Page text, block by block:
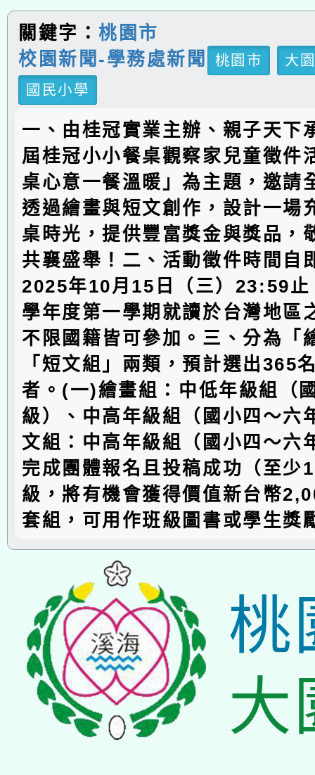
關鍵字：桃園市
校園新聞-學務處新聞
桃園市
大
國民小學
一、由桂冠實業主辦、親子天下
屆桂冠小小餐桌觀察家兒童徵件
桌心意一餐溫暖」為主題，邀請
透過繪畫與短文創作，設計一場
桌時光，提供豐富獎金與獎品，
共襄盛舉！二、活動徵件時間自
2025年10月15日（三）23:59止
學年度第一學期就讀於台灣地區
不限國籍皆可參加。三、分為「
「短文組」兩類，預計選出365
者。(一)繪畫組：中低年級組（
級）、中高年級組（國小四～六
文組：中高年級組（國小四～六
完成團體報名且投稿成功（至少
級，將有機會獲得價值新台幣
套組，可用作班級圖書或學生獎
桃
大